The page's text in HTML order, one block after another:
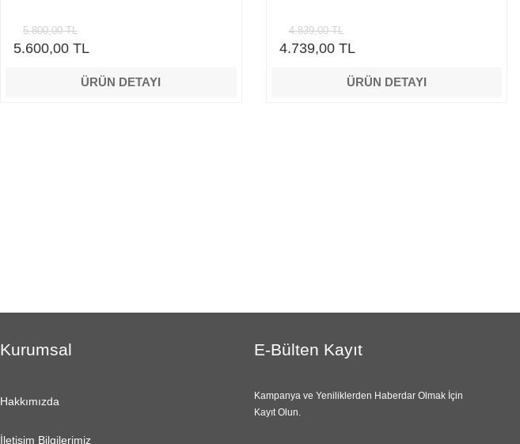
5.800,00 TL
5.600,00 TL
ÜRÜN DETAYI
4.839,00 TL
4.739,00 TL
ÜRÜN DETAYI
Kurumsal
Hakkımızda
İletişim Bilgilerimiz
E-Bülten Kayıt
Kampanya ve Yeniliklerden Haberdar Olmak İçin
Kayıt Olun.